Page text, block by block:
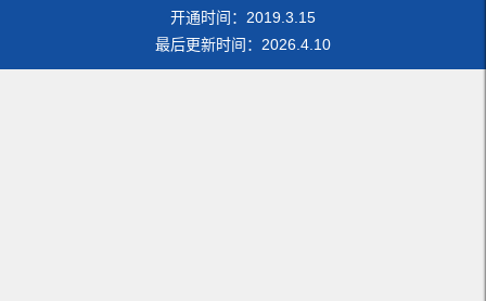
开通时间： 2019 3 15
最后更新时间： 2026 4 10